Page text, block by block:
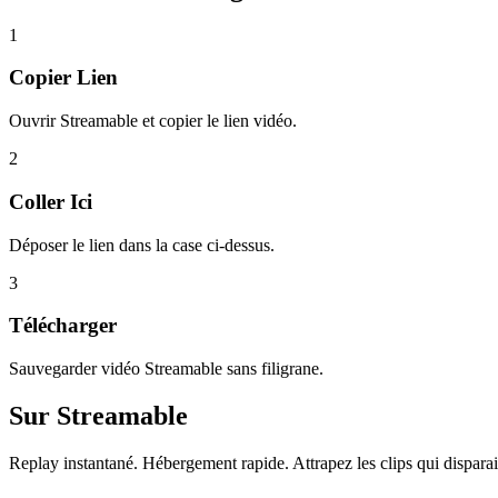
1
Copier Lien
Ouvrir Streamable et copier le lien vidéo.
2
Coller Ici
Déposer le lien dans la case ci-dessus.
3
Télécharger
Sauvegarder vidéo Streamable sans filigrane.
Sur Streamable
Replay instantané. Hébergement rapide. Attrapez les clips qui